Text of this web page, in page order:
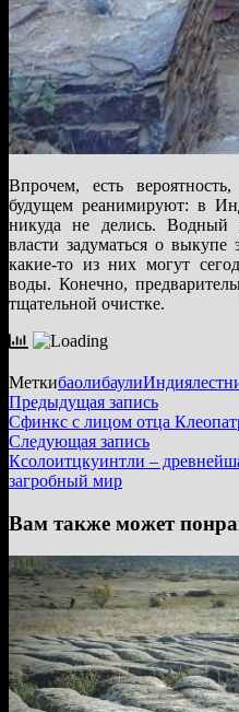
Впрочем, есть
будущем реанимируют: в
никуда не делись. Водный
власти задуматься о
какие-то из них могут
воды. Конечно,
тщательной очистке.
МеткибаолибаулиИндия
Навигация
по
записям
Предыдущая запись
запись:
Сфинкс с лицом отца
Следующая записьСледующая
запись:
Ксолоитцкуинтли –
загробный мир
Вам также может